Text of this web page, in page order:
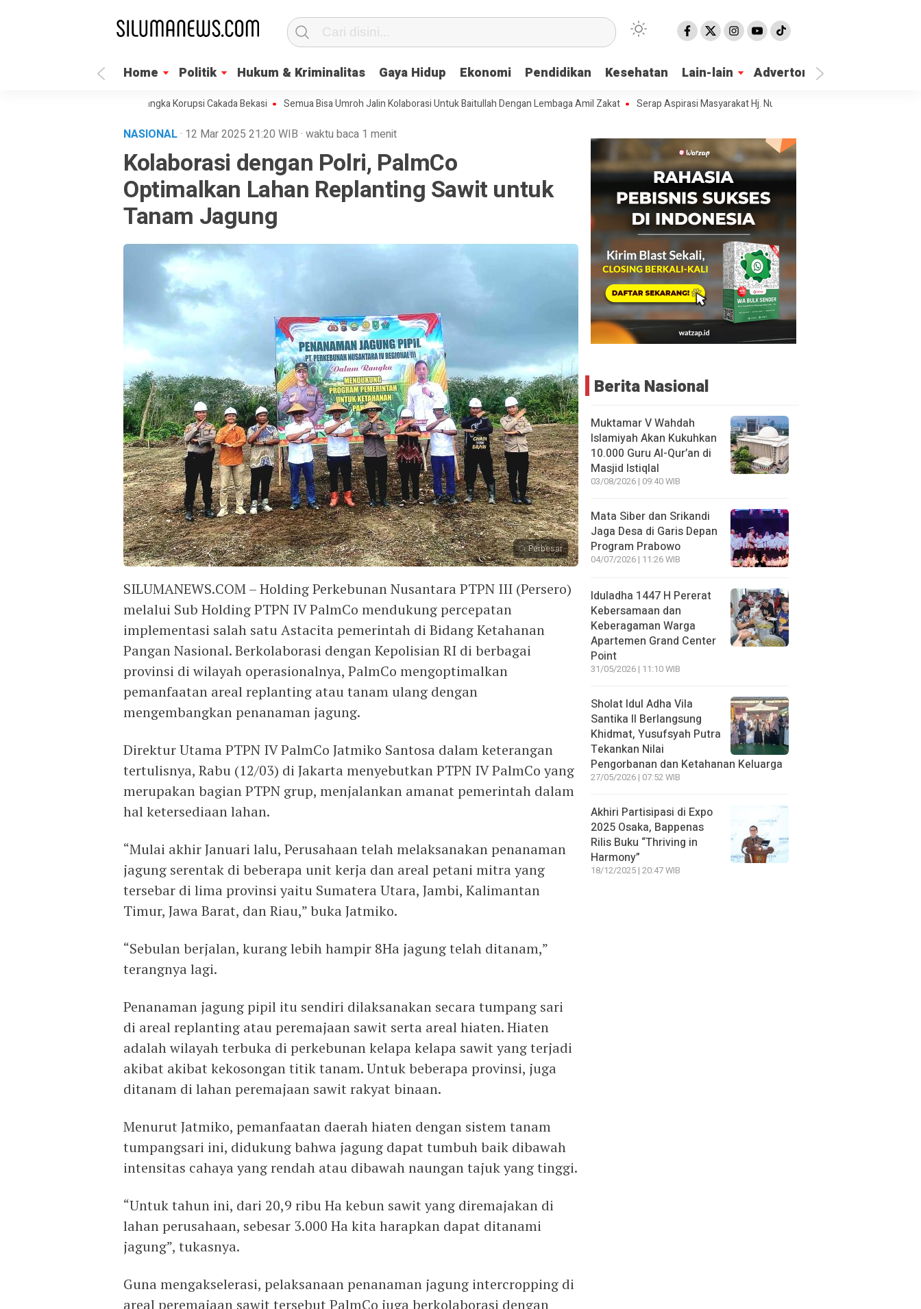
Home Politik Hukum & Kriminalitas Gaya Hidup Ekonomi Pendidikan Kesehatan Lain-lain Advertorial
Segera Umumkan Tersangka Korupsi Cakada Bekasi Semua Bisa Umroh Jalin Kolaborasi Untuk Baitullah Dengan Lembaga Amil Zakat Serap Aspirasi Masyarakat Hj. Nur Azizah Tamhid Gelar Diskusi Publik
NASIONAL· 12 Mar 2025 21:20 WIB · waktu baca 1 menit
Kolaborasi dengan Polri, PalmCo
Optimalkan Lahan Replanting Sawit untuk
Tanam Jagung
Perbesar
SILUMANEWS.COM – Holding Perkebunan Nusantara PTPN III (Persero)
melalui Sub Holding PTPN IV PalmCo mendukung percepatan
implementasi salah satu Astacita pemerintah di Bidang Ketahanan
Pangan Nasional. Berkolaborasi dengan Kepolisian RI di berbagai
provinsi di wilayah operasionalnya, PalmCo mengoptimalkan
pemanfaatan areal replanting atau tanam ulang dengan
mengembangkan penanaman jagung.
Direktur Utama PTPN IV PalmCo Jatmiko Santosa dalam keterangan
tertulisnya, Rabu (12/03) di Jakarta menyebutkan PTPN IV PalmCo yang
merupakan bagian PTPN grup, menjalankan amanat pemerintah dalam
hal ketersediaan lahan.
“Mulai akhir Januari lalu, Perusahaan telah melaksanakan penanaman
jagung serentak di beberapa unit kerja dan areal petani mitra yang
tersebar di lima provinsi yaitu Sumatera Utara, Jambi, Kalimantan
Timur, Jawa Barat, dan Riau,” buka Jatmiko.
“Sebulan berjalan, kurang lebih hampir 8Ha jagung telah ditanam,”
terangnya lagi.
Penanaman jagung pipil itu sendiri dilaksanakan secara tumpang sari
di areal replanting atau peremajaan sawit serta areal hiaten. Hiaten
adalah wilayah terbuka di perkebunan kelapa kelapa sawit yang terjadi
akibat akibat kekosongan titik tanam. Untuk beberapa provinsi, juga
ditanam di lahan peremajaan sawit rakyat binaan.
Menurut Jatmiko, pemanfaatan daerah hiaten dengan sistem tanam
tumpangsari ini, didukung bahwa jagung dapat tumbuh baik dibawah
intensitas cahaya yang rendah atau dibawah naungan tajuk yang tinggi.
“Untuk tahun ini, dari 20,9 ribu Ha kebun sawit yang diremajakan di
lahan perusahaan, sebesar 3.000 Ha kita harapkan dapat ditanami
jagung”, tukasnya.
Guna mengakselerasi, pelaksanaan penanaman jagung intercropping di
areal peremajaan sawit tersebut PalmCo juga berkolaborasi dengan
Berita Nasional
Muktamar V Wahdah
Islamiyah Akan Kukuhkan
10.000 Guru Al-Qur’an di
Masjid Istiqlal
03/08/2026 | 09:40 WIB
Mata Siber dan Srikandi
Jaga Desa di Garis Depan
Program Prabowo
04/07/2026 | 11:26 WIB
Iduladha 1447 H Pererat
Kebersamaan dan
Keberagaman Warga
Apartemen Grand Center
Point
31/05/2026 | 11:10 WIB
Sholat Idul Adha Vila
Santika II Berlangsung
Khidmat, Yusufsyah Putra
Tekankan Nilai
Pengorbanan dan Ketahanan Keluarga
27/05/2026 | 07:52 WIB
Akhiri Partisipasi di Expo
2025 Osaka, Bappenas
Rilis Buku “Thriving in
Harmony”
18/12/2025 | 20:47 WIB